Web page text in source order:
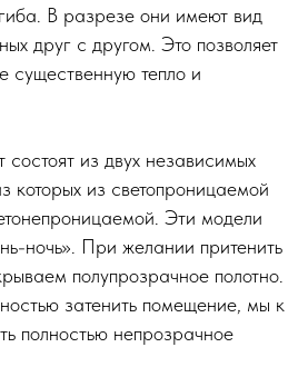
В разрезе они имеют вид
друг с другом. Это позволяет
существенную тепло и
из двух независимых
которых из светопроницаемой
Эти модели
ночь». При желании притенить
полупрозрачное полотно.
затенить помещение, мы к
полностью непрозрачное